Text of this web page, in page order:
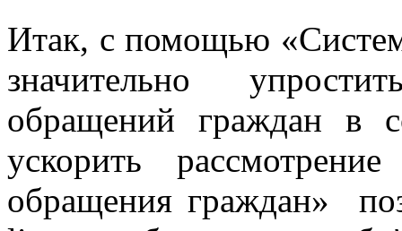
Итак, с помощью
значительно
обращений граждан в
ускорить
обращения граждан»